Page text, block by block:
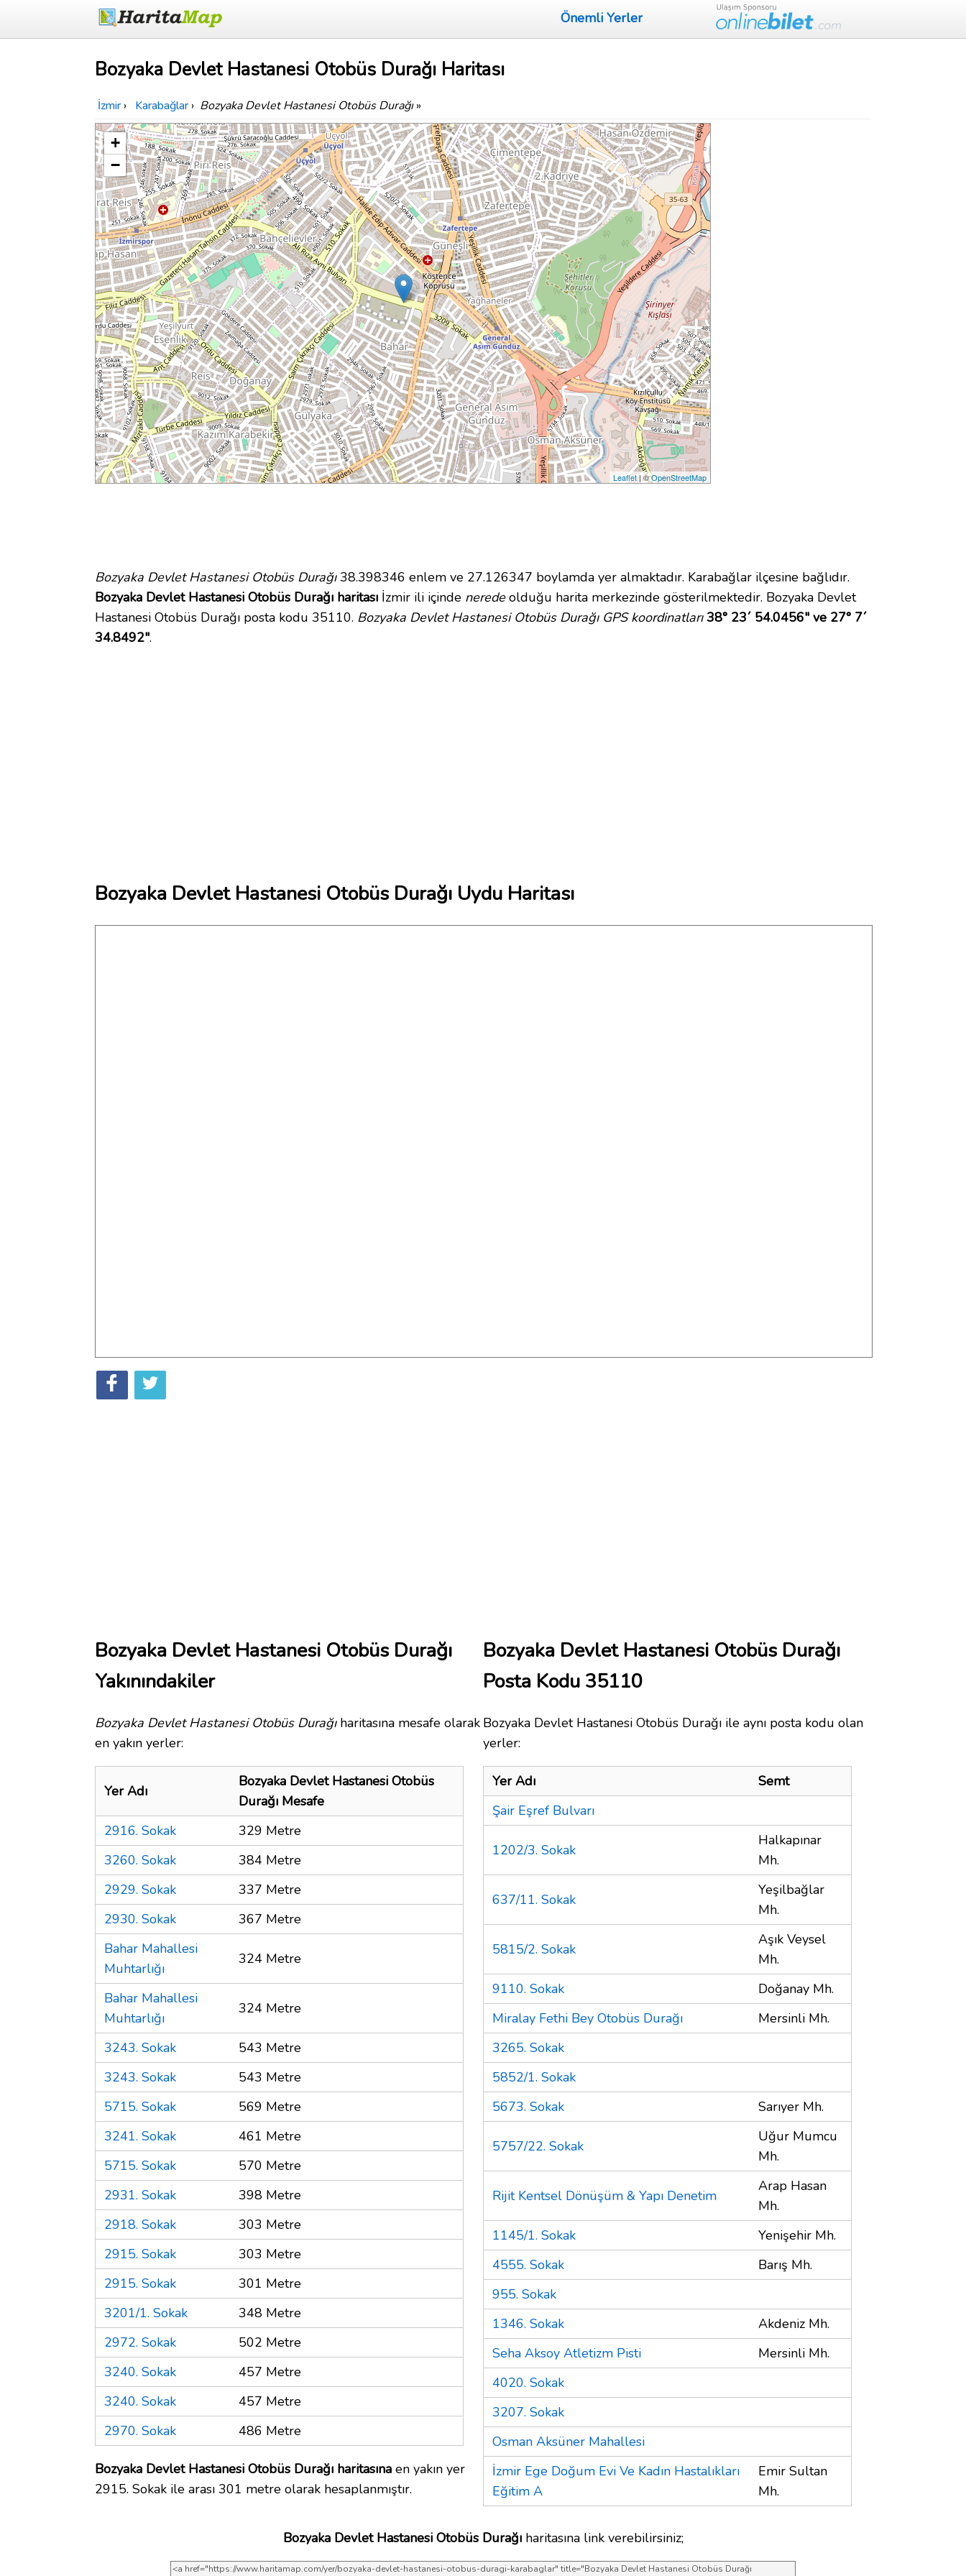
Önemli Yerler
Bozyaka Devlet Hastanesi Otobüs Durağı Haritası
İzmir › Karabağlar › Bozyaka Devlet Hastanesi Otobüs Durağı»
+
−
Leaflet| ©OpenStreetMap
Bozyaka Devlet Hastanesi Otobüs Durağı38.398346 enlem ve 27.126347 boylamda yer almaktadır. Karabağlar ilçesine bağlıdır.
Bozyaka Devlet Hastanesi Otobüs Durağı haritası İzmir ili içinde neredeolduğu harita merkezinde gösterilmektedir. Bozyaka Devlet
Hastanesi Otobüs Durağı posta kodu 35110. Bozyaka Devlet Hastanesi Otobüs Durağı GPS koordinatları 38° 23´ 54.0456" ve 27° 7´
34.8492".
Bozyaka Devlet Hastanesi Otobüs Durağı Uydu Haritası
Bozyaka Devlet Hastanesi Otobüs Durağı
Yakınındakiler
Bozyaka Devlet Hastanesi Otobüs Durağıharitasına mesafe olarak
en yakın yerler:
Yer Adı
Bozyaka Devlet Hastanesi Otobüs
Durağı Mesafe
2916. Sokak
329 Metre
3260. Sokak
384 Metre
2929. Sokak
337 Metre
2930. Sokak
367 Metre
Bahar Mahallesi
Muhtarlığı
324 Metre
Bahar Mahallesi
Muhtarlığı
324 Metre
3243. Sokak
543 Metre
3243. Sokak
543 Metre
5715. Sokak
569 Metre
3241. Sokak
461 Metre
5715. Sokak
570 Metre
2931. Sokak
398 Metre
2918. Sokak
303 Metre
2915. Sokak
303 Metre
2915. Sokak
301 Metre
3201/1. Sokak
348 Metre
2972. Sokak
502 Metre
3240. Sokak
457 Metre
3240. Sokak
457 Metre
2970. Sokak
486 Metre
Bozyaka Devlet Hastanesi Otobüs Durağı haritasına en yakın yer
2915. Sokak ile arası 301 metre olarak hesaplanmıştır.
Bozyaka Devlet Hastanesi Otobüs Durağı
Posta Kodu 35110
Bozyaka Devlet Hastanesi Otobüs Durağı ile aynı posta kodu olan
yerler:
Yer Adı
Semt
Şair Eşref Bulvarı
1202/3. Sokak
Halkapınar
Mh.
637/11. Sokak
Yeşilbağlar
Mh.
5815/2. Sokak
Aşık Veysel
Mh.
9110. Sokak
Doğanay Mh.
Miralay Fethi Bey Otobüs Durağı
Mersinli Mh.
3265. Sokak
5852/1. Sokak
5673. Sokak
Sarıyer Mh.
5757/22. Sokak
Uğur Mumcu
Mh.
Rijit Kentsel Dönüşüm & Yapı Denetim
Arap Hasan
Mh.
1145/1. Sokak
Yenişehir Mh.
4555. Sokak
Barış Mh.
955. Sokak
1346. Sokak
Akdeniz Mh.
Seha Aksoy Atletizm Pisti
Mersinli Mh.
4020. Sokak
3207. Sokak
Osman Aksüner Mahallesi
İzmir Ege Doğum Evi Ve Kadın Hastalıkları
Eğitim A
Emir Sultan
Mh.
Bozyaka Devlet Hastanesi Otobüs Durağıharitasına link verebilirsiniz;